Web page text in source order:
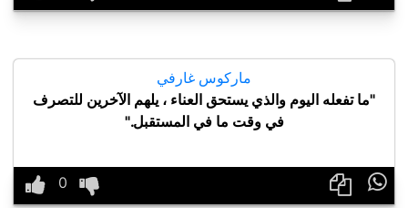
ماركوس غارفي
"ما تفعله اليوم والذي يستحق العناء ، يلهم الآخرين للتصرف
في وقت ما في المستقبل."
